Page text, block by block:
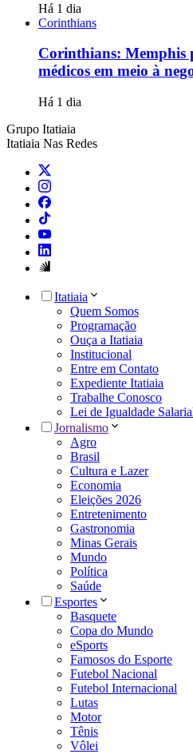
Há 1 dia
Corinthians
Corinthians: Memphis
médicos em meio à
Há 1 dia
Grupo Itatiaia
Itatiaia Nas Redes
Itatiaia
Quem Somos
Programação
Ouça a Itatiaia
Institucional
Entre em Contato
Expediente Itatiaia
Trabalhe Conosco
Lei de Igualdade
Jornalismo
Agro
Brasil
Cultura e Lazer
Economia
Eleições 2026
Entretenimento
Gastronomia
Minas Gerais
Mundo
Política
Saúde
Esportes
Basquete
Copa do Mundo
eSports
Famosos do Esporte
Futebol Nacional
Futebol Internacional
Lutas
Motor
Tênis
Vôlei